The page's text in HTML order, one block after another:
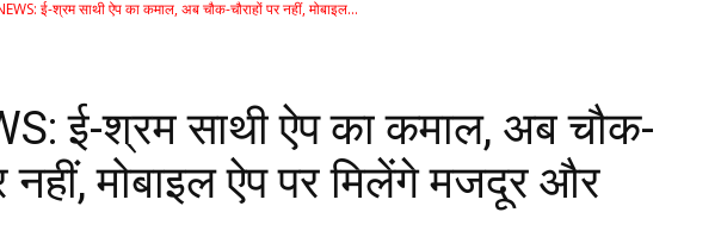
ई-श्रम साथी ऐप का कमाल, अब चौक-चौराहों पर नहीं, मोबाइल...
ई-श्रम साथी ऐप का कमाल, अब चौक-
नहीं, मोबाइल ऐप पर मिलेंगे मजदूर और